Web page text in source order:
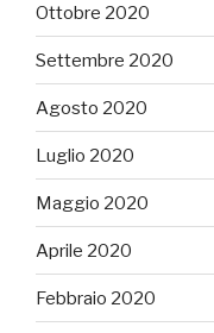
Ottobre 2020
Settembre 2020
Agosto 2020
Luglio 2020
Maggio 2020
Aprile 2020
Febbraio 2020